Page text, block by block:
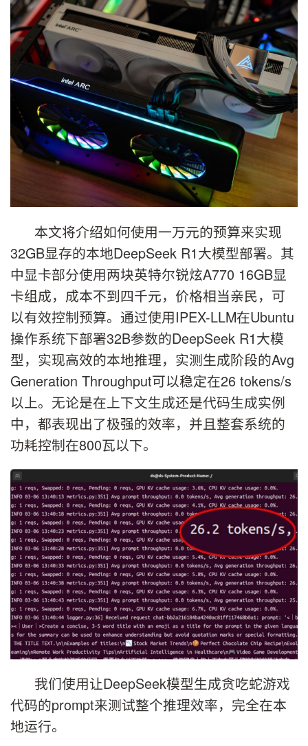
本文将介绍如何使用一万元的预算来实现
32GB显存的本地DeepSeek R1大模型部署。其
中显卡部分使用两块英特尔锐炫A770 16GB显
卡组成，成本不到四千元，价格相当亲民，可
以有效控制预算。通过使用IPEX-LLM在Ubuntu
操作系统下部署32B参数的DeepSeek R1大模
型，实现高效的本地推理，实测生成阶段的Avg
Generation Throughput可以稳定在26 tokens/s
以上。无论是在上下文生成还是代码生成实例
中，都表现出了极强的效率，并且整套系统的
功耗控制在800瓦以下。
我们使用让DeepSeek模型生成贪吃蛇游戏
代码的prompt来测试整个推理效率，完全在本
地运行。